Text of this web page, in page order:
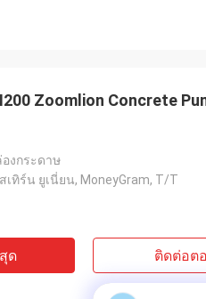
Zoomlion Concrete
องกระดาษ
สเทิร์น ยูเนี่ยน, MoneyGram, T/T
ด ติดต่อต